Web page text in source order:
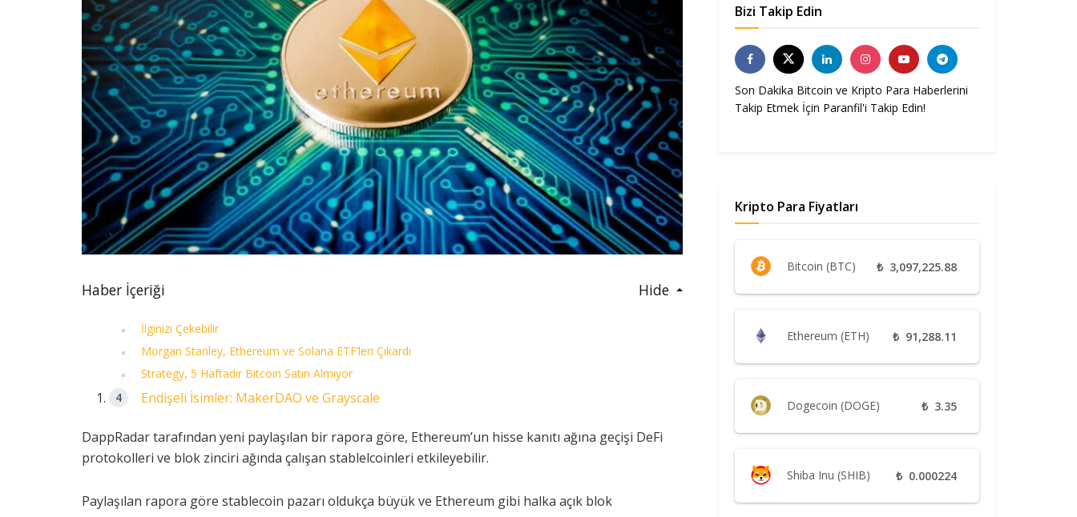
Haber İçeriği Hide
İlginizi Çekebilir
Morgan Stanley, Ethereum ve Solana ETF’leri Çıkardı
Strategy, 5 Haftadır Bitcoin Satın Almıyor
Endişeli İsimler: MakerDAO ve Grayscale
DappRadar tarafından yeni paylaşılan bir rapora göre, Ethereum’un hisse kanıtı ağına geçişi DeFi
protokolleri ve blok zinciri ağında çalışan stablelcoinleri etkileyebilir.
Paylaşılan rapora göre stablecoin pazarı oldukça büyük ve Ethereum gibi halka açık blok
Bizi Takip Edin
Son Dakika Bitcoin ve Kripto Para Haberlerini
Takip Etmek İçin Paranfil'i Takip Edin!
Kripto Para Fiyatları
Bitcoin (BTC) ₺ 3,097,225.88
Ethereum (ETH) ₺ 91,288.11
Dogecoin (DOGE) ₺ 3.35
Shiba Inu (SHIB) ₺ 0.000224